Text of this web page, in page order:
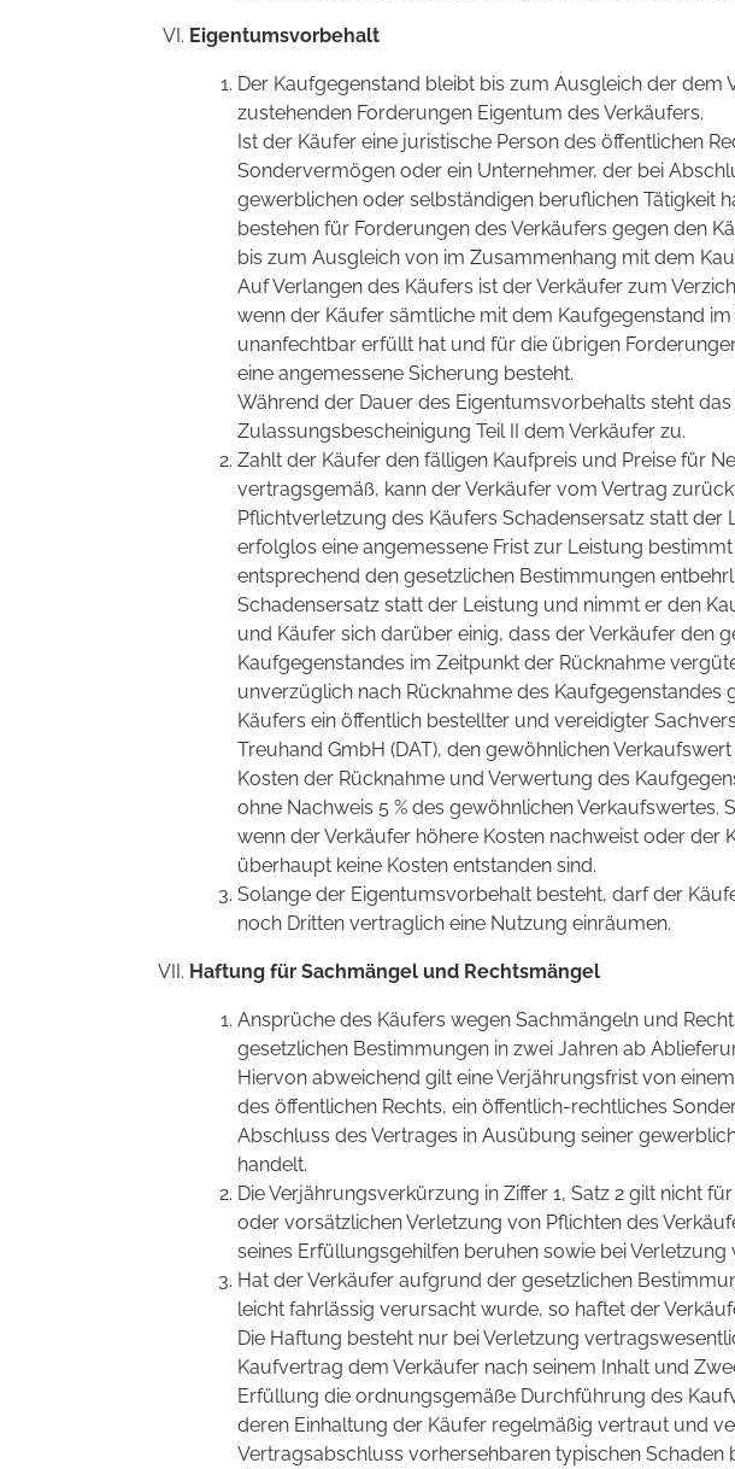
Eigentumsvorbehalt
Der Kaufgegenstand bleibt bis zum Ausgleich der dem
zustehenden Forderungen Eigentum des Verkäufers.
Ist der Käufer eine juristische Person des öffentlichen
Sondervermögen oder ein Unternehmer, der bei
gewerblichen oder selbständigen beruflichen Tätigkeit
bestehen für Forderungen des Verkäufers gegen den
bis zum Ausgleich von im Zusammenhang mit dem
Auf Verlangen des Käufers ist der Verkäufer zum
wenn der Käufer sämtliche mit dem Kaufgegenstand
unanfechtbar erfüllt hat und für die übrigen
eine angemessene Sicherung besteht.
Während der Dauer des Eigentumsvorbehalts steht
Zulassungsbescheinigung Teil II dem Verkäufer zu.
Zahlt der Käufer den fälligen Kaufpreis und Preise für
vertragsgemäß, kann der Verkäufer vom Vertrag
Pflichtverletzung des Käufers Schadensersatz statt
erfolglos eine angemessene Frist zur Leistung
entsprechend den gesetzlichen Bestimmungen
Schadensersatz statt der Leistung und nimmt er den
und Käufer sich darüber einig, dass der Verkäufer den
Kaufgegenstandes im Zeitpunkt der Rücknahme
unverzüglich nach Rücknahme des Kaufgegenstandes
Käufers ein öffentlich bestellter und vereidigter
Treuhand GmbH (DAT), den gewöhnlichen
Kosten der Rücknahme und Verwertung des
ohne Nachweis 5 % des gewöhnlichen Verkaufswertes.
wenn der Verkäufer höhere Kosten nachweist oder der
überhaupt keine Kosten entstanden sind.
Solange der Eigentumsvorbehalt besteht, darf der
noch Dritten vertraglich eine Nutzung einräumen.
Haftung für Sachmängel und Rechtsmängel
Ansprüche des Käufers wegen Sachmängeln und
gesetzlichen Bestimmungen in zwei Jahren ab
Hiervon abweichend gilt eine Verjährungsfrist von
des öffentlichen Rechts, ein öffentlich-rechtliches
Abschluss des Vertrages in Ausübung seiner
handelt.
Die Verjährungsverkürzung in Ziffer 1, Satz 2 gilt nicht
oder vorsätzlichen Verletzung von Pflichten des
seines Erfüllungsgehilfen beruhen sowie bei
Hat der Verkäufer aufgrund der gesetzlichen
leicht fahrlässig verursacht wurde, so haftet der
Die Haftung besteht nur bei Verletzung
Kaufvertrag dem Verkäufer nach seinem Inhalt und
Erfüllung die ordnungsgemäße Durchführung des
deren Einhaltung der Käufer regelmäßig vertraut und
Vertragsabschluss vorhersehbaren typischen Schaden